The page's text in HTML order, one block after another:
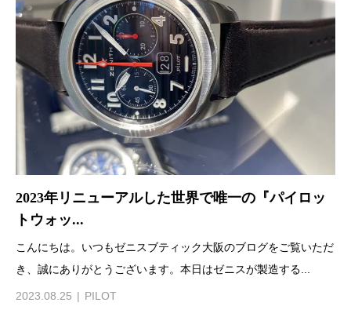
2023年リニューアルした世界で唯一の『パイロッ
トウォッ...
こんにちは。いつもゼニスブティック大阪のブログをご覧いただ
き、誠にありがとうございます。本日はゼニスが製造する...
2023.08.25 PILOT